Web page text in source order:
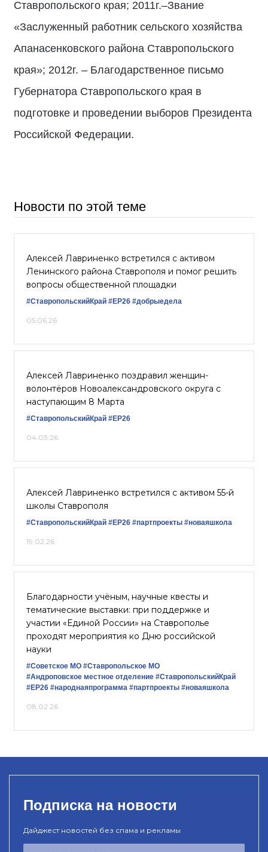
Ставропольского края; 2011г.–Звание
«Заслуженный работник сельского хозяйства
Апанасенковского района Ставропольского
края»; 2012г. – Благодарственное письмо
Губернатора Ставропольского края в
подготовке и проведении выборов Президента
Российской Федерации.
Новости по этой теме
Алексей Лавриненко встретился с активом
Ленинского района Ставрополя и помог решить
вопросы общественной площадки
#СтавропольскийКрай #ЕР26 #добрыедела
05.06.26
Алексей Лавриненко поздравил женщин-
волонтёров Новоалександровского округа с
наступающим 8 Марта
#СтавропольскийКрай #ЕР26
04.03.26
Алексей Лавриненко встретился с активом 55-й
школы Ставрополя
#СтавропольскийКрай #ЕР26 #партпроекты #новаяшкола
19.02.26
Благодарности учёным, научные квесты и
тематические выставки: при поддержке и
участии «Единой России» на Ставрополье
проходят мероприятия ко Дню российской
науки
#Советское МО #Ставропольское МО
#Андроповское местное отделение #СтавропольскийКрай
#ЕР26 #народнаяпрограмма #партпроекты #новаяшкола
08.02.26
Подписка на новости
Дайджест новостей без спама и рекламы